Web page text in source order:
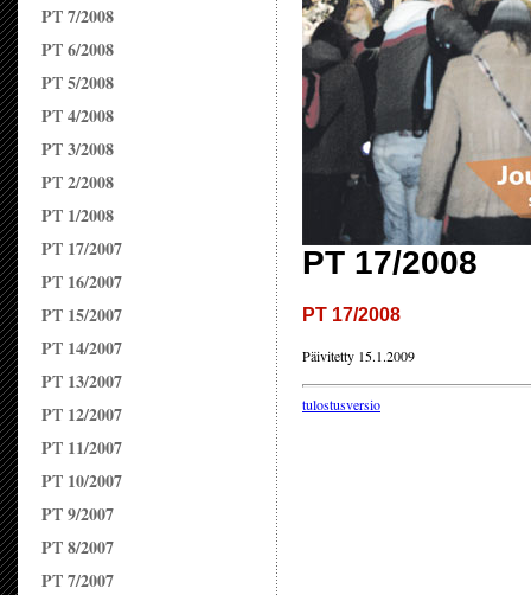
PT 7/2008
PT 6/2008
PT 5/2008
PT 4/2008
PT 3/2008
PT 2/2008
PT 1/2008
PT 17/2007
PT 16/2007
PT 15/2007
PT 14/2007
PT 13/2007
PT 12/2007
PT 11/2007
PT 10/2007
PT 9/2007
PT 8/2007
PT 7/2007
PT 17/2008
PT 17/2008
Päivitetty 15.1.2009
tulostusversio